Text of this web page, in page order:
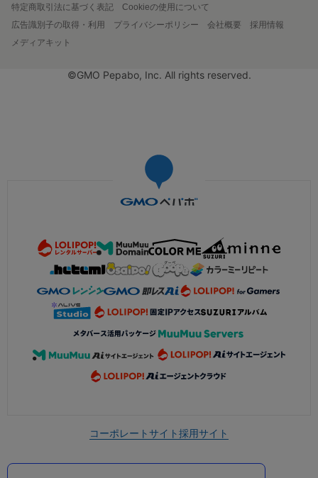
特定商取引法に基づく表記
Cookieの使用について
広告識別子の取得・利用
プライバシーポリシー 会社概要
採用情報
メディアキット
©GMO Pepabo, Inc. All rights reserved.
コーポレートサイト採用サイト